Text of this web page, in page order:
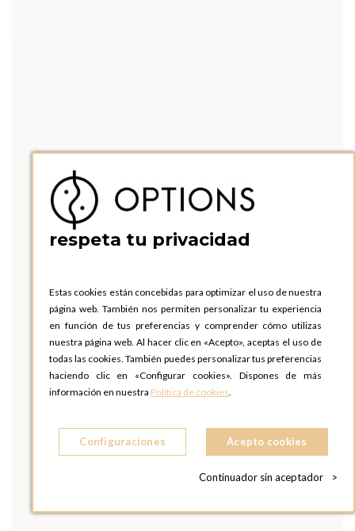
respeta tu privacidad
Estas cookies están concebidas para optimizar el uso de nuestra
página web. También nos permiten personalizar tu experiencia
en función de tus preferencias y comprender cómo utilizas
nuestra página web. Al hacer clic en «Acepto», aceptas el uso de
todas las cookies. También puedes personalizar tus preferencias
haciendo clic en «Configurar cookies». Dispones de más
información en nuestra Política de cookies.
Configuraciones Acepto cookies
Continuador sin aceptador >